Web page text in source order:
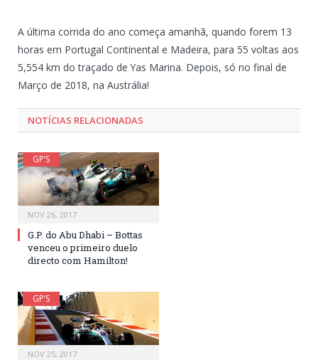
A última corrida do ano começa amanhã, quando forem 13
horas em Portugal Continental e Madeira, para 55 voltas aos
5,554 km do traçado de Yas Marina. Depois, só no final de
Março de 2018, na Austrália!
NOTÍCIAS RELACIONADAS
GP’S
NOV 26, 2017
G.P. do Abu Dhabi – Bottas
venceu o primeiro duelo
directo com Hamilton!
GP’S
NOV 25, 2017